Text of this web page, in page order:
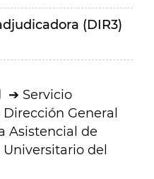
(DIR3)
Servicio
Dirección General
Asistencial de
del